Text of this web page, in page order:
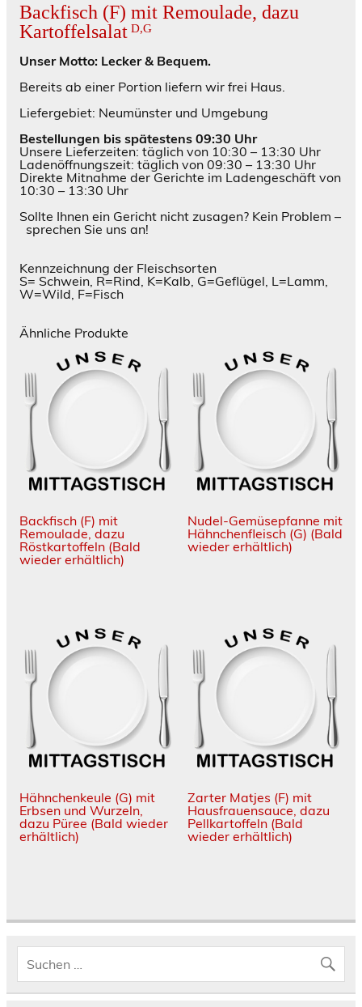
Backfisch (F) mit Remoulade, dazu
Kartoffelsalat D,G
Unser Motto: Lecker & Bequem.
Bereits ab einer Portion liefern wir frei Haus.
Liefergebiet: Neumünster und Umgebung
Bestellungen bis spätestens 09:30 Uhr
Unsere Lieferzeiten: täglich von 10:30 – 13:30 Uhr
Ladenöffnungszeit: täglich von 09:30 – 13:30 Uhr
Direkte Mitnahme der Gerichte im Ladengeschäft von
10:30 – 13:30 Uhr
Sollte Ihnen ein Gericht nicht zusagen? Kein Problem –
sprechen Sie uns an!
Kennzeichnung der Fleischsorten
S= Schwein, R=Rind, K=Kalb, G=Geflügel, L=Lamm,
W=Wild, F=Fisch
Ähnliche Produkte
Backfisch (F) mit
Remoulade, dazu
Röstkartoffeln (Bald
wieder erhältlich)
Nudel-Gemüsepfanne mit
Hähnchenfleisch (G) (Bald
wieder erhältlich)
Hähnchenkeule (G) mit
Erbsen und Wurzeln,
dazu Püree (Bald wieder
erhältlich)
Zarter Matjes (F) mit
Hausfrauensauce, dazu
Pellkartoffeln (Bald
wieder erhältlich)